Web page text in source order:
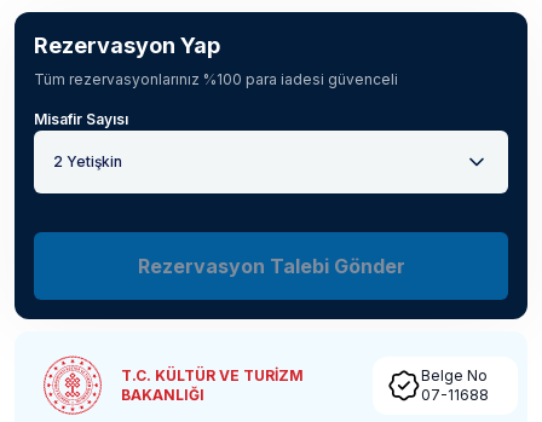
Rezervasyon Yap
Tüm rezervasyonlarınız %100 para iadesi güvenceli
Misafir Sayısı
2 Yetişkin
Rezervasyon Talebi Gönder
T.C. KÜLTÜR VE TURİZM
BAKANLIĞI
Belge No
07-11688